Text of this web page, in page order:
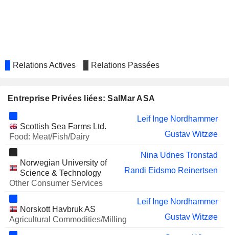
Relations Actives Relations Passées
Entreprise Privées liées: SalMar ASA
Scottish Sea Farms Ltd.
Food: Meat/Fish/Dairy
Leif Inge Nordhammer
Gustav Witzøe
Norwegian University of
Science & Technology
Other Consumer Services
Nina Udnes Tronstad
Randi Eidsmo Reinertsen
Norskott Havbruk AS
Agricultural Commodities/Milling
Leif Inge Nordhammer
Gustav Witzøe